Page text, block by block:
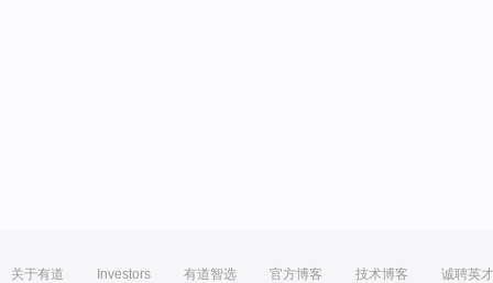
关于有道 Investors 有道智选 官方博客 技术博客 诚聘英才